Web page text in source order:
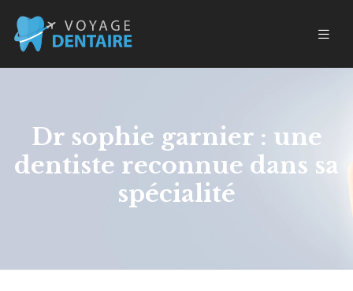
Dr sophie garnier : une
dentiste reconnue dans sa
spécialité